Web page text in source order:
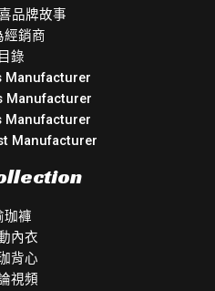
品牌故事
經銷商
目錄
Manufacturer
Manufacturer
Manufacturer
Manufacturer
珈褲
內衣
背心
視頻